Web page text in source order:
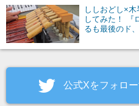
ししおどし×
してみた！ 『
るも最後のド
公式Xをフォロ